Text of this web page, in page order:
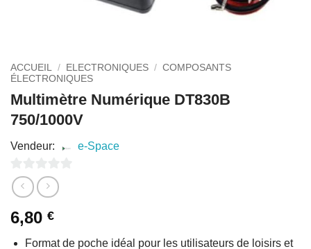
ACCUEIL / ELECTRONIQUES / COMPOSANTS
ÉLECTRONIQUES
Multimètre Numérique DT830B
750/1000V
Vendeur: e-Space
0
sur
5
6,80 €
Format de poche idéal pour les utilisateurs de loisirs et